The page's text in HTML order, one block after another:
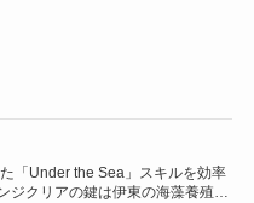
「Under the Sea」スキルを効率
ジクリアの鍵は伊東の海藻養殖場